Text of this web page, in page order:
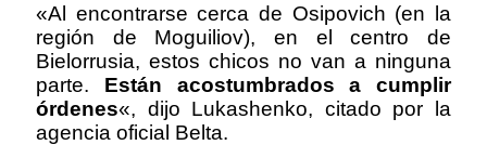
«Al encontrarse cerca de Osipovich (en la
región de Moguiliov), en el centro de
Bielorrusia, estos chicos no van a ninguna
parte. Están acostumbrados a cumplir
órdenes«, dijo Lukashenko, citado por la
agencia oficial Belta.